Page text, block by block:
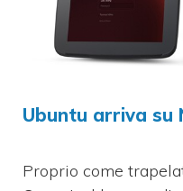
Ubuntu arriva su
Proprio come